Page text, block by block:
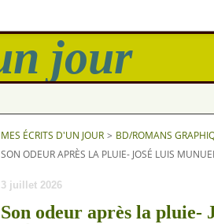
MES ÉCRITS D'UN JOUR > BD/ROMANS
SON ODEUR APRÈS LA PLUIE- JOSÉ LUIS
3 juillet 2026
Son odeur après la pluie-